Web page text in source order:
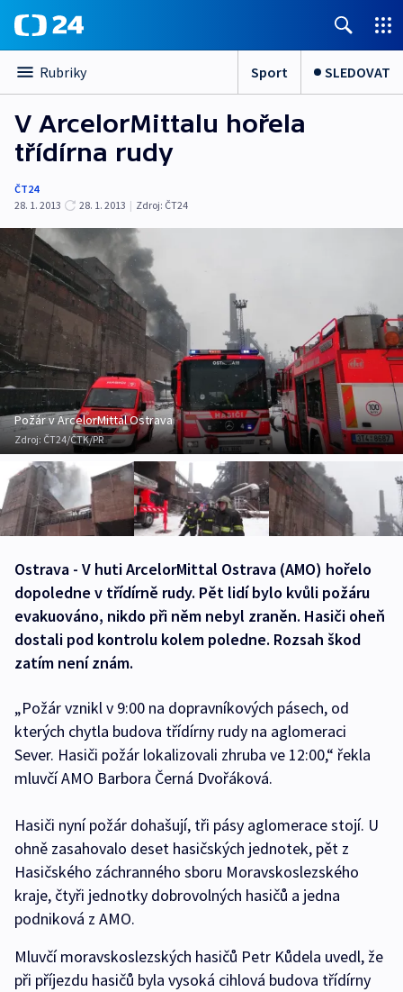
Rubriky Sport SLEDOVAT
V ArcelorMittalu hořela
třídírna rudy
ČT24
28. 1. 2013
28. 1. 2013 | Zdroj: ČT24
Požár v ArcelorMittal Ostrava
Zdroj:ČT24/ČTK/PR
Ostrava - V huti ArcelorMittal Ostrava (AMO) hořelo
dopoledne v třídírně rudy. Pět lidí bylo kvůli požáru
evakuováno, nikdo při něm nebyl zraněn. Hasiči oheň
dostali pod kontrolu kolem poledne. Rozsah škod
zatím není znám.
„Požár vznikl v 9:00 na dopravníkových pásech, od
kterých chytla budova třídírny rudy na aglomeraci
Sever. Hasiči požár lokalizovali zhruba ve 12:00,“ řekla
mluvčí AMO Barbora Černá Dvořáková.
Hasiči nyní požár dohašují, tři pásy aglomerace stojí. U
ohně zasahovalo deset hasičských jednotek, pět z
Hasičského záchranného sboru Moravskoslezského
kraje, čtyři jednotky dobrovolných hasičů a jedna
podniková z AMO.
Mluvčí moravskoslezských hasičů Petr Kůdela uvedl, že
při příjezdu hasičů byla vysoká cihlová budova třídírny